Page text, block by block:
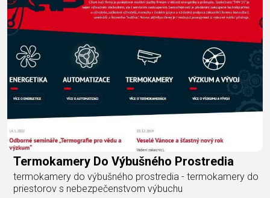
Termokamery Do Výbušného Prostredia
termokamery do výbušného prostredia - termokamery do
priestorov s nebezpečenstvom výbuchu